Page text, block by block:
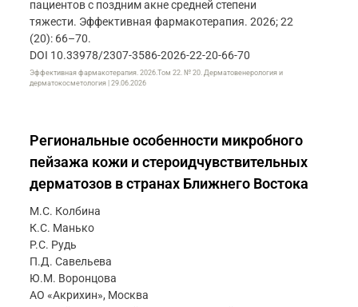
пациентов с поздним акне средней степени
тяжести. Эффективная фармакотерапия. 2026; 22
(20): 66–70.
DOI 10.33978/2307-3586-2026-22-20-66-70
Эффективная фармакотерапия. 2026.Том 22. № 20. Дерматовенерология и
дерматокосметология | 29.06.2026
Региональные особенности микробного
пейзажа кожи и стероидчувствительных
дерматозов в странах Ближнего Востока
М.С. Колбина
К.С. Манько
Р.С. Рудь
П.Д. Савельева
Ю.М. Воронцова
АО «Акрихин», Москва